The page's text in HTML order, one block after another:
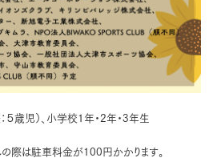
５歳児）、小学校1年・2年・3年生
際は駐車料金が100円かかります。